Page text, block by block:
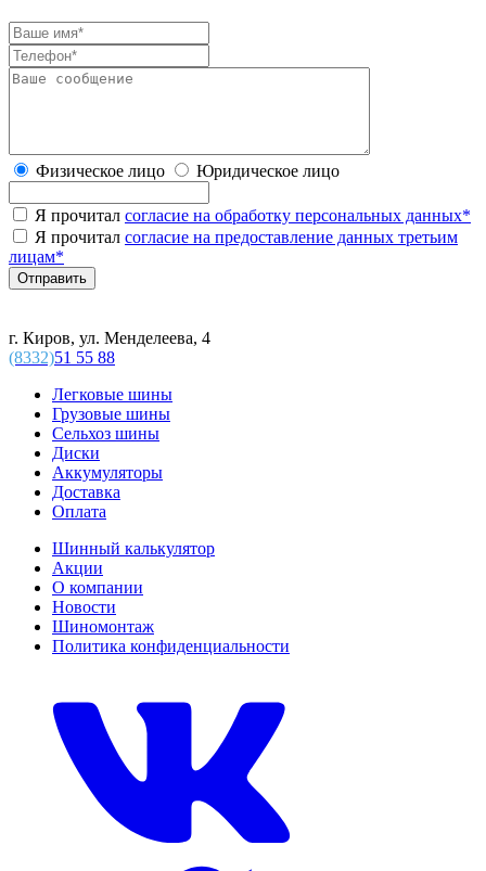
Физическое лицо Юридическое лицо
Я прочитал согласие на обработку персональных данных*
Я прочитал согласие на предоставление данных третьим
лицам*
г. Киров, ул. Менделеева, 4
(8332)51 55 88
Легковые шины
Грузовые шины
Сельхоз шины
Диски
Аккумуляторы
Доставка
Оплата
Шинный калькулятор
Акции
О компании
Новости
Шиномонтаж
Политика конфиденциальности